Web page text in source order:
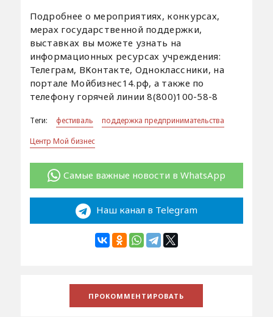
Подробнее о мероприятиях, конкурсах,
мерах государственной поддержки,
выставках вы можете узнать на
информационных ресурсах учреждения:
Телеграм, ВКонтакте, Одноклассники, на
портале Мойбизнес14.рф, а также по
телефону горячей линии 8(800)100-58-8
Теги: фестиваль
поддержка предпринимательства
Центр Мой бизнес
Самые важные новости в WhatsApp
Наш канал в Telegram